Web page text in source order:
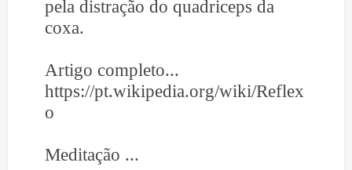
pela distração do quadriceps da
coxa.
Artigo completo...
https://pt.wikipedia.org/wiki/Reflex
o
Meditação ...